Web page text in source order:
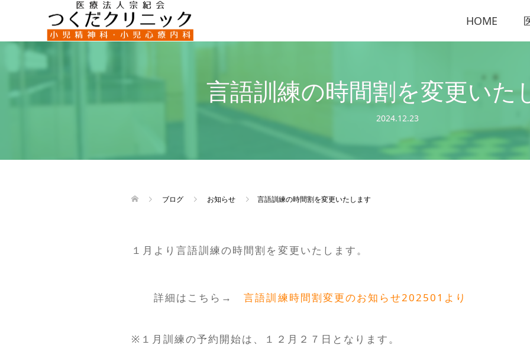
HOME
言語訓練の時間割を変更いた
2024.12.23
ブログ お知らせ 言語訓練の時間割を変更いたします
１月より言語訓練の時間割を変更いたします。
詳細はこちら→言語訓練時間割変更のお知らせ202501より
※１月訓練の予約開始は、１２月２７日となります。